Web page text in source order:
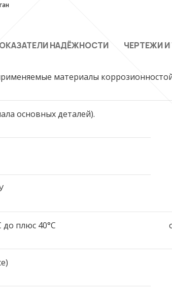
НАДЁЖНОСТИ ЧЕРТЕЖИ
материалы
основных деталей).
до плюс 40°C